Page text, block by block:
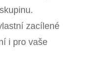
zacílené
i pro vaše